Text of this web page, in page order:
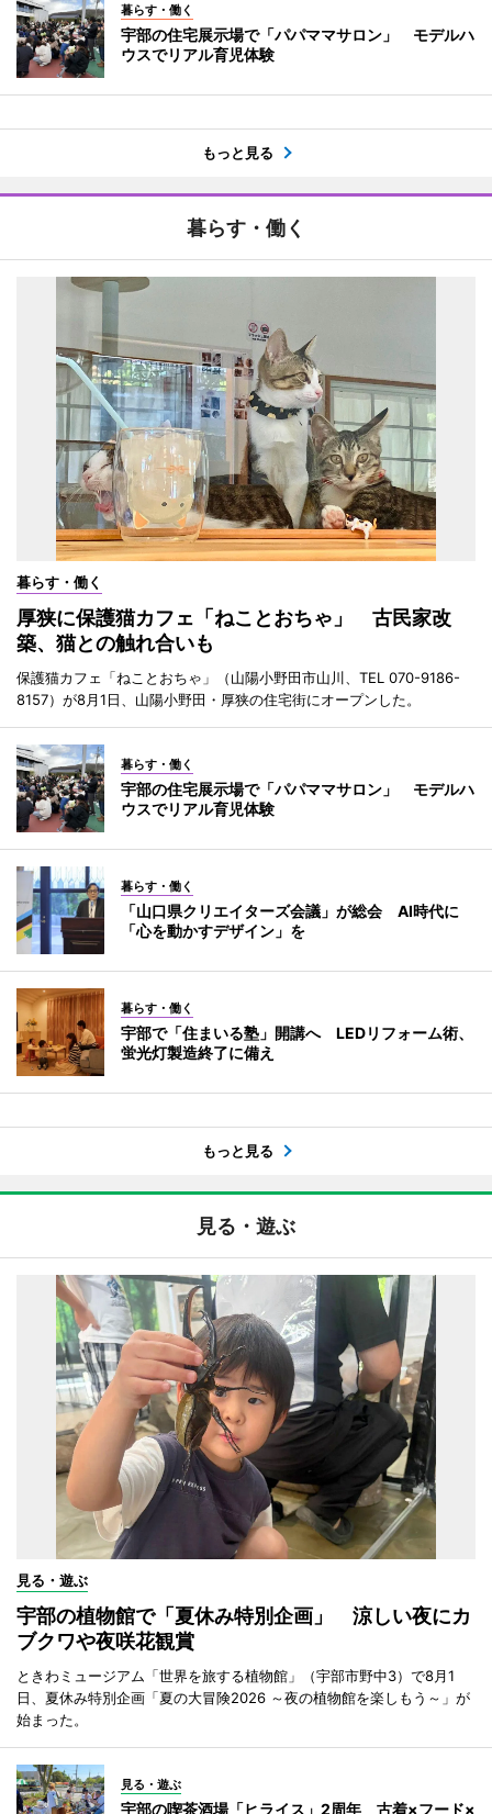
暮らす・働く
宇部の住宅展示場で「パパママサロン」 モデルハ
ウスでリアル育児体験
もっと見る
暮らす・働く
暮らす・働く
厚狭に保護猫カフェ「ねことおちゃ」 古民家改
築、猫との触れ合いも
保護猫カフェ「ねことおちゃ」（山陽小野田市山川、TEL 070-9186-
8157）が8月1日、山陽小野田・厚狭の住宅街にオープンした。
暮らす・働く
宇部の住宅展示場で「パパママサロン」 モデルハ
ウスでリアル育児体験
暮らす・働く
「山口県クリエイターズ会議」が総会 AI時代に
「心を動かすデザイン」を
暮らす・働く
宇部で「住まいる塾」開講へ LEDリフォーム術、
蛍光灯製造終了に備え
もっと見る
見る・遊ぶ
見る・遊ぶ
宇部の植物館で「夏休み特別企画」 涼しい夜にカ
ブクワや夜咲花観賞
ときわミュージアム「世界を旅する植物館」（宇部市野中3）で8月1
日、夏休み特別企画「夏の大冒険2026 ～夜の植物館を楽しもう～」が
始まった。
見る・遊ぶ
宇部の喫茶酒場「ヒライス」2周年 古着×フード×